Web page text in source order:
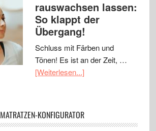
rauswachsen lassen:
So klappt der
Übergang!
Schluss mit Färben und
Tönen! Es ist an der Zeit, …
[Weiterlesen...]
MATRATZEN-KONFIGURATOR